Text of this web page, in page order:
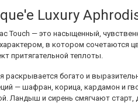
Luxury
Touch — это насыщенный,
в котором сочетаются
притягательной теплоты.
раскрывается богато и
— шафран, корица, кардамон и
Ландыш и сирень смягчают